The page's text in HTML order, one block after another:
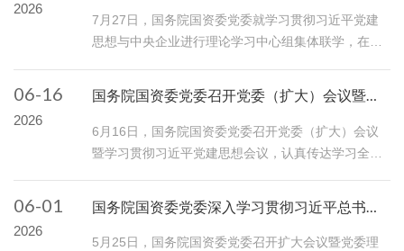
2026
7月27日，国务院国资委党委就学习贯彻习近平党建
思想与中央企业进行理论学习中心组集体联学，在前
到“两个维护”，结合开展树立和践行正确政绩观学习
教育，坚持学思用贯通、知信行统一，以更高标准、
更严要求、更实举措...
06-16
2026
国务院国资委党委召开党委（扩大）会议暨学习贯彻习近平党建思想会议完整准确全面学习领悟习近平党建思想 以高质量党建引领保障...
6月16日，国务院国资委党委召开党委（扩大）会议
暨学习贯彻习近平党建思想会议，认真传达学习全国
个确立”的决定性意义、坚决做到“两个维护”，完整、
准确、全面学习领悟习近平党建思想，深刻把握其内
06-01
2026
国务院国资委党委深入学习贯彻习近平总书记关于统计工作的重要论述持续提升国资系统统计数据质量 为国资央企高质量发展提供坚实...
5月25日，国务院国资委党委召开扩大会议暨党委理